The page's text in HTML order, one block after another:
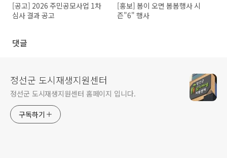
[공고] 2026 주민공모사업 1차
심사 결과 공고
[홍보] 봄이 오면 봄봄행사 시
즌"6" 행사
댓글
정선군 도시재생지원센터
정선군 도시재생지원센터 홈페이지 입니다.
구독하기